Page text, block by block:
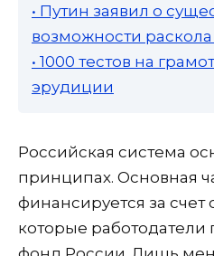
• Путин заявил о
возможности
• 1000 тестов на
эрудиции
Российская система
принципах. Основная
финансируется за счет
которые работодатели